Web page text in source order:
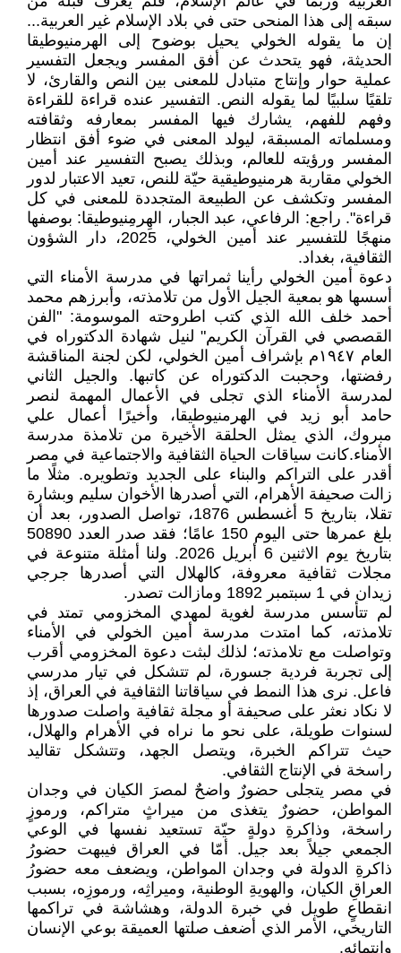
سبقه إلى هذا المنحى حتى في بلاد الإسلام غير العربية...
إن ما يقوله الخولي يحيل بوضوح إلى الهرمنيوطيقا
الحديثة، فهو يتحدث عن أفق المفسر ويجعل التفسير
عملية حوار وإنتاج متبادل للمعنى بين النص والقارئ، لا
تلقيًا سلبيًا لما يقوله النص. التفسير عنده قراءة للقراءة
وفهم للفهم، يشارك فيها المفسر بمعارفه وثقافته
ومسلماته المسبقة، ليولد المعنى في ضوء أفق انتظار
المفسر ورؤيته للعالم، وبذلك يصبح التفسير عند أمين
الخولي مقاربة هرمنيوطيقية حيّة للنص، تعيد الاعتبار لدور
المفسر وتكشف عن الطبيعة المتجددة للمعنى في كل
قراءة". راجع: الرفاعي، عبد الجبار، الهِرمِنيوطيقا: بوصفها
منهجًا للتفسير عند أمين الخولي، 2025، دار الشؤون
الثقافية، بغداد.
دعوة أمين الخولي رأينا ثمراتها في مدرسة الأمناء التي
أسسها هو بمعية الجيل الأول من تلامذته، وأبرزهم محمد
أحمد خلف الله الذي كتب اطروحته الموسومة: "الفن
القصصي في القرآن الكريم" لنيل شهادة الدكتوراه في
العام ١٩٤٧م بإشراف أمين الخولي، لكن لجنة المناقشة
رفضتها، وحجبت الدكتوراه عن كاتبها. والجيل الثاني
لمدرسة الأمناء الذي تجلى في الأعمال المهمة لنصر
حامد أبو زيد في الهرمنيوطيقا، وأخيرًا أعمال علي
مبروك، الذي يمثل الحلقة الأخيرة من تلامذة مدرسة
الأمناء.كانت سياقات الحياة الثقافية والاجتماعية في مصر
أقدر على التراكم والبناء على الجديد وتطويره. مثلًا ما
زالت صحيفة الأهرام، التي أصدرها الأخوان سليم وبشارة
تقلا، بتاريخ 5 أغسطس 1876، تواصل الصدور، بعد أن
بلغ عمرها حتى اليوم 150 عامًا؛ فقد صدر العدد 50890
بتاريخ يوم الاثنين 6 أبريل 2026. ولنا أمثلة متنوعة في
مجلات ثقافية معروفة، كالهلال التي أصدرها جرجي
زيدان في 1 سبتمبر 1892 ومازالت تصدر.
لم تتأسس مدرسة لغوية لمهدي المخزومي تمتد في
تلامذته، كما امتدت مدرسة أمين الخولي في الأمناء
وتواصلت مع تلامذته؛ لذلك لبثت دعوة المخزومي أقرب
إلى تجربة فردية جسورة، لم تتشكل في تيار مدرسي
فاعل. نرى هذا النمط في سياقاتنا الثقافية في العراق، إذ
لا نكاد نعثر على صحيفة أو مجلة ثقافية واصلت صدورها
لسنوات طويلة، على نحو ما نراه في الأهرام والهلال،
حيث تتراكم الخبرة، ويتصل الجهد، وتتشكل تقاليد
راسخة في الإنتاج الثقافي.
في مصر يتجلى حضورٌ واضحٌ لمصرَ الكيان في وجدان
المواطن، حضورٌ يتغذى من ميراثٍ متراكم، ورموزٍ
راسخة، وذاكرةِ دولةٍ حيّة تستعيد نفسها في الوعي
الجمعي جيلاً بعد جيل. أمّا في العراق فيبهت حضورُ
ذاكرةِ الدولة في وجدان المواطن، ويضعف معه حضورُ
العراقِ الكيان، والهويةِ الوطنية، وميراثِه، ورموزِه، بسبب
انقطاعٍ طويل في خبرة الدولة، وهشاشة في تراكمها
التاريخي، الأمر الذي أضعف صلتها العميقة بوعي الإنسان
وانتمائه.